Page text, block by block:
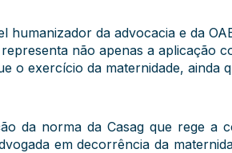
humanizador da advocacia e da
não apenas a aplicação
o exercício da maternidade, ainda
da norma da Casag que rege a
em decorrência da